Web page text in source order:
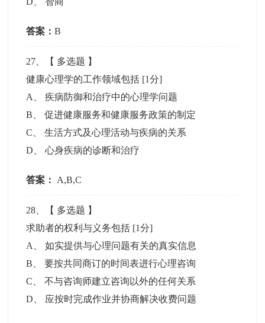
答案：B
27 、【 多选题 】
健康心理学的工作领域包括 [1分]
A
、疾病防御和治疗中的心理学问题
B 、促进健康服务和健康服务政策的制定
C 、生活方式及心理活动与疾病的关系
D 、心身疾病的诊断和治疗
答案： A,B,C
28 、【 多选题 】
求助者的权利与义务包括 [1分]
A
、如实提供与心理问题有关的真实信息
B 、要按共同商订的时间表进行心理咨询
C 、不与咨询师建立咨询以外的任何关系
D
应按时完成作业并协商解决收费问题